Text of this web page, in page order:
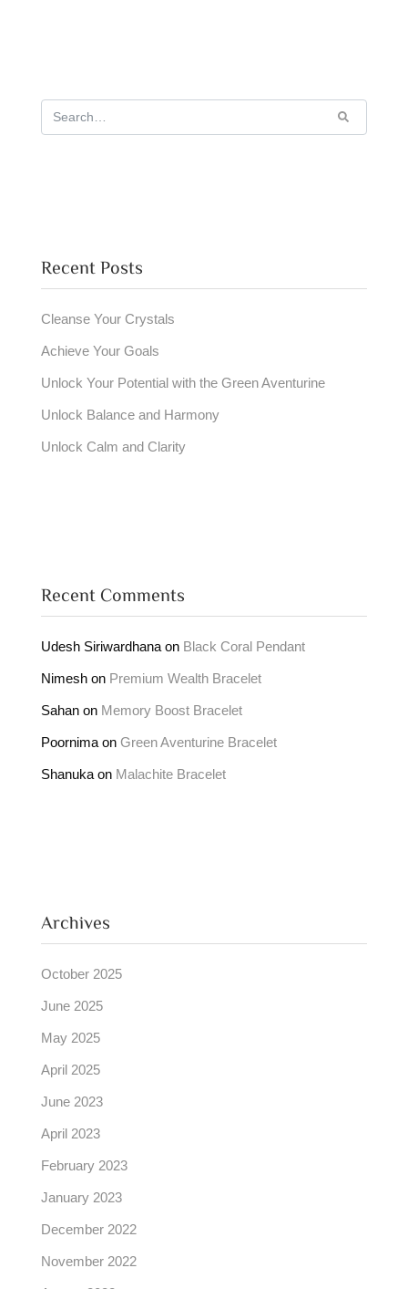
Recent Posts
Cleanse Your Crystals
Achieve Your Goals
Unlock Your Potential with the Green Aventurine
Unlock Balance and Harmony
Unlock Calm and Clarity
Recent Comments
Udesh Siriwardhana on Black Coral Pendant
Nimesh on Premium Wealth Bracelet
Sahan on Memory Boost Bracelet
Poornima on Green Aventurine Bracelet
Shanuka on Malachite Bracelet
Archives
October 2025
June 2025
May 2025
April 2025
June 2023
April 2023
February 2023
January 2023
December 2022
November 2022